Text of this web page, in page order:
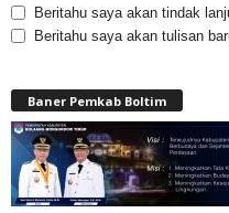
Beritahu saya akan tindak
Beritahu saya akan tulisan
Baner Pemkab Boltim